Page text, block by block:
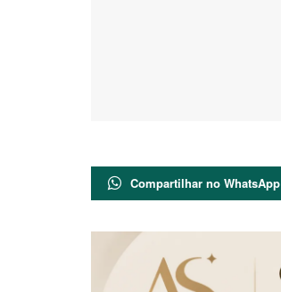
Compartilhar no WhatsApp